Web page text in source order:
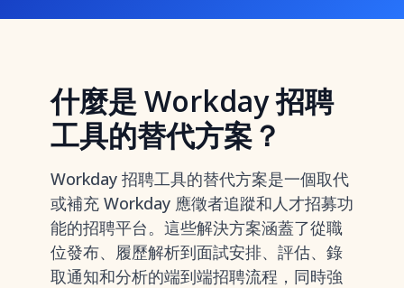
什麼是 Workday 招聘
工具的替代方案？
Workday 招聘工具的替代方案是一個取代
或補充 Workday 應徵者追蹤和人才招募功
能的招聘平台。這些解決方案涵蓋了從職
位發布、履歷解析到面試安排、評估、錄
取通知和分析的端到端招聘流程，同時強